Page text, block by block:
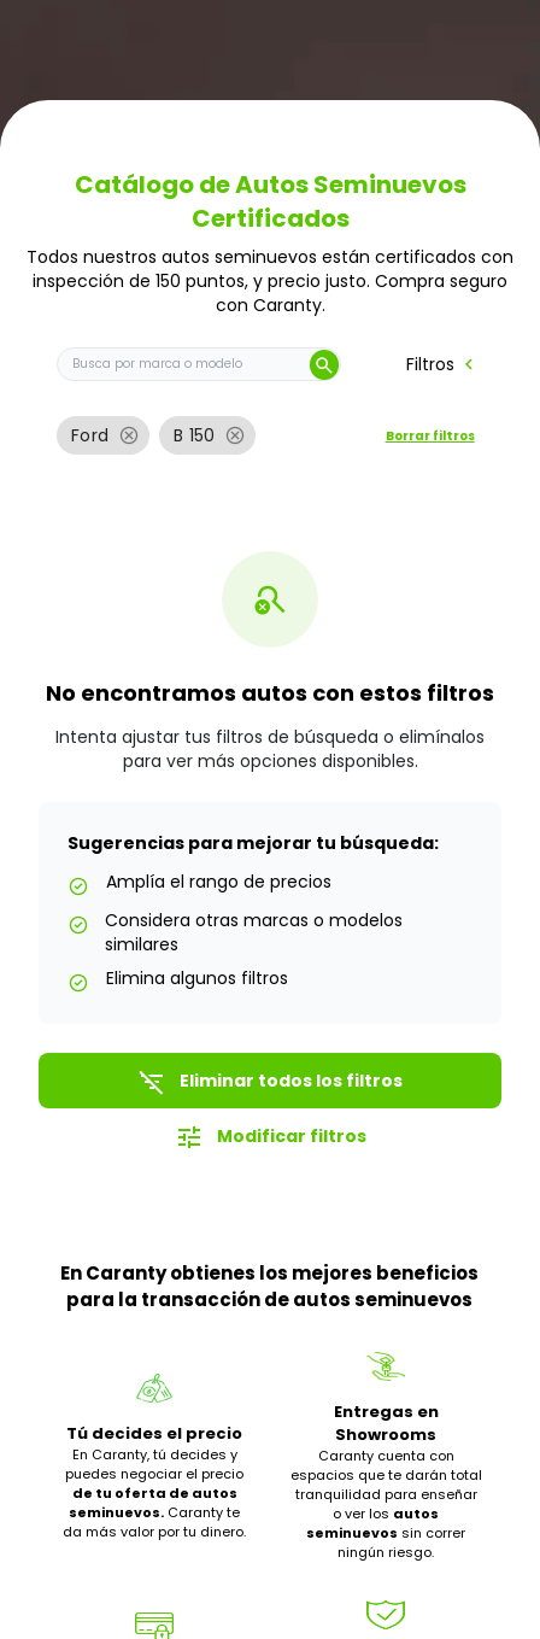
Catálogo de Autos Seminuevos
Certificados
Todos nuestros autos seminuevos están certificados con
inspección de 150 puntos, y precio justo. Compra seguro
con Caranty.
Buscar auto por marca o modelo
search Filtros chevron_left
Ford cancel B 150 cancel Borrar filtros
search_off
No encontramos autos con estos filtros
Intenta ajustar tus filtros de búsqueda o elimínalos
para ver más opciones disponibles.
Sugerencias para mejorar tu búsqueda:
check_circle Amplía el rango de precios
check_circle
Considera otras marcas o modelos
similares
check_circle Elimina algunos filtros
filter_list_off Eliminar todos los filtros
tune Modificar filtros
En Caranty obtienes los mejores beneficios
para la transacción de autos seminuevos
Tú decides el precio
En Caranty, tú decides y
puedes negociar el precio
de tu oferta de autos
seminuevos. Caranty te
da más valor por tu dinero.
Entregas en
Showrooms
Caranty cuenta con
espacios que te darán total
tranquilidad para enseñar
o ver los autos
seminuevos sin correr
ningún riesgo.